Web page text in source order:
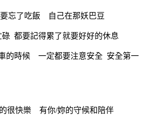
忘了吃飯 自己在那妖巴豆
碌 都要記得累了就要好好的休息
的時候 一定都要注意安全 安全第一
很快樂 有你/妳的守候和陪伴